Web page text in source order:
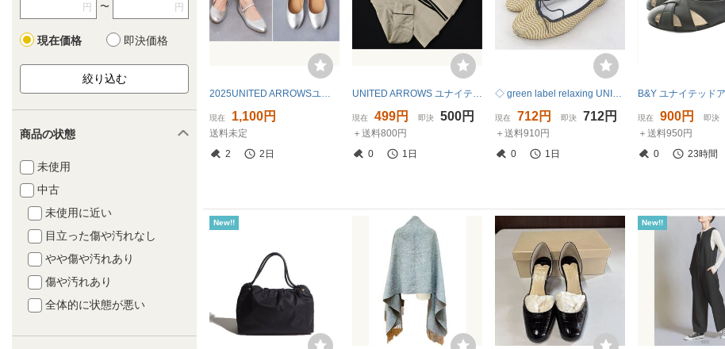
円 〜 円
現在価格 即決価格
商品の状態
未使用
中古
未使用に近い
目立った傷や汚れなし
やや傷や汚れあり
傷や汚れあり
全体的に状態が悪い
現在 1,100円
送料未定
2
2日
現在 499円 即決 500円
＋送料800円
0
1日
現在 712円 即決 712円
＋送料910円
0
1日
現在 900円 即決
＋送料950円
0
23時間
New!! New!!